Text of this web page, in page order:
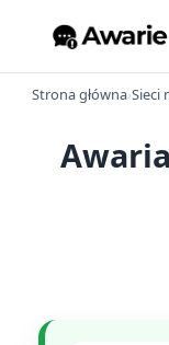
Strona główna›Sieci